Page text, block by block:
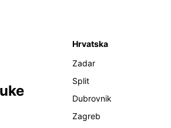
Hrvatska
Zadar
Split
Dubrovnik
Zagreb